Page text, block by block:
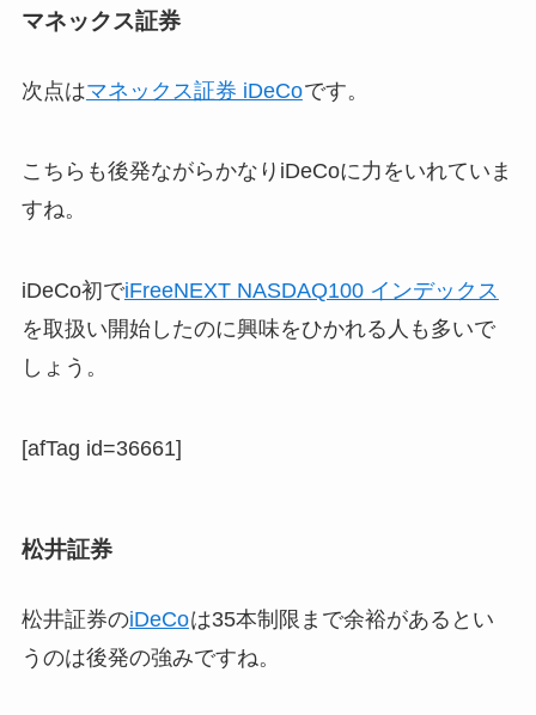
マネックス証券
次点はマネックス証券 iDeCoです。
こちらも後発ながらかなりiDeCoに力をいれていま
すね。
iDeCo初でiFreeNEXT NASDAQ100 インデックス
を取扱い開始したのに興味をひかれる人も多いで
しょう。
[afTag id=36661]
松井証券
松井証券のiDeCoは35本制限まで余裕があるとい
うのは後発の強みですね。